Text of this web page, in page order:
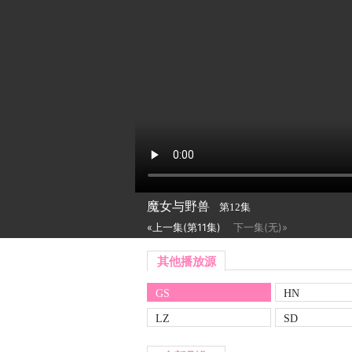
魔女与野兽 第12集
«上一集(第11集) 下一集(无)»
其他播放源
GS HN
LZ
SD